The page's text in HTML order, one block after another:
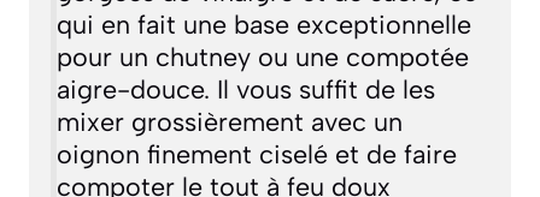
qui en fait une base exceptionnelle
pour un chutney ou une compotée
aigre-douce. Il vous suffit de les
mixer grossièrement avec un
oignon finement ciselé et de faire
compoter le tout à feu doux